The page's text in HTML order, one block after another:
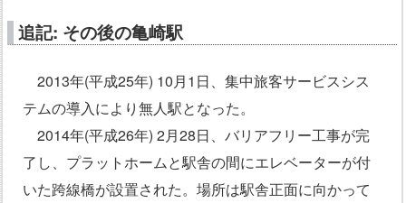
追記: その後の亀崎駅
2013年(平成25年) 10月1日、集中旅客サービスシス
テムの導入により無人駅となった。
2014年(平成26年) 2月28日、バリアフリー工事が完
了し、プラットホームと駅舎の間にエレベーターが付
いた跨線橋が設置された。場所は駅舎正面に向かって